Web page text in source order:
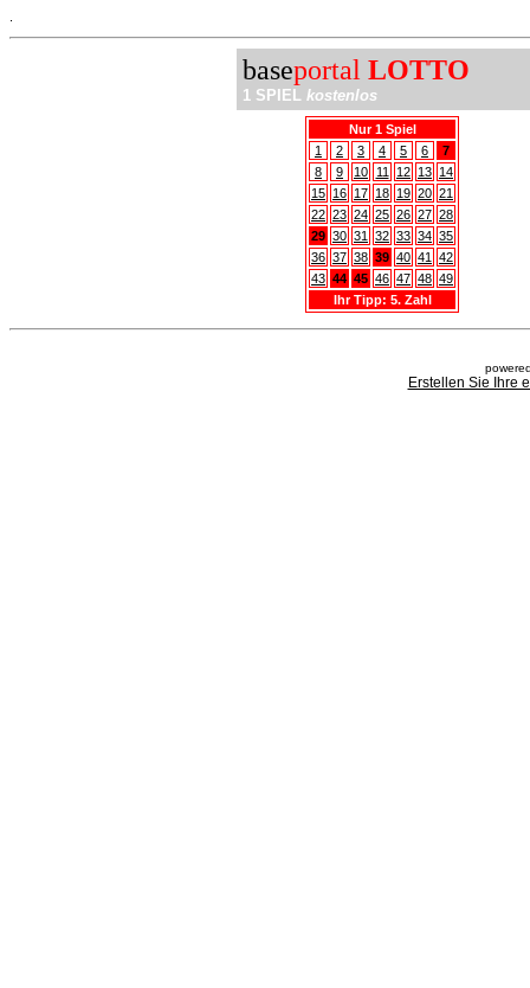
baseportal LOTTO
1 SPIEL kostenlos
Nur 1 Spiel
1
2 3 4 5 6
7
8
9 10 11 12 13 14
15 16 17 18 19 20 21
22 23 24 25 26 27 28
29 30 31 32 33 34 35
36 37 38 39 40 41
42
43 44 45 46 47 48 49
Ihr Tipp: 5. Zahl
Erstellen Sie Ihre